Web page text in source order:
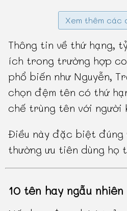
Xem thêm các
Thông tin về thứ hạng,
ích trong trường hợp
phổ biến như Nguyễn,
chọn đệm tên có thứ
chế trùng tên với người
Điều này đặc biệt đúng
thường ưu tiên dùng họ
10 tên hay ngẫu nhiên